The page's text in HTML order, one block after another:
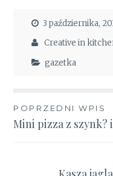
3 października,
Creative in
gazetka
Nawigacja
wpisu
POPRZEDNI WPIS
Mini pizza z